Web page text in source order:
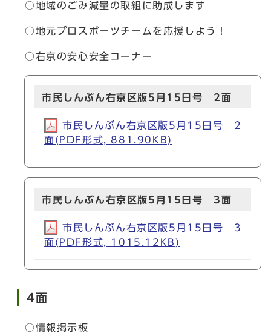
○地域のごみ減量の取組に助成します
○地元プロスポーツチームを応援しよう！
○右京の安心安全コーナー
市民しんぶん右京区版5月15日号 2面
市民しんぶん右京区版5月15日号 2
面(PDF形式, 881.90KB)
市民しんぶん右京区版5月15日号 3面
市民しんぶん右京区版5月15日号 3
面(PDF形式, 1015.12KB)
4面
○情報掲示板